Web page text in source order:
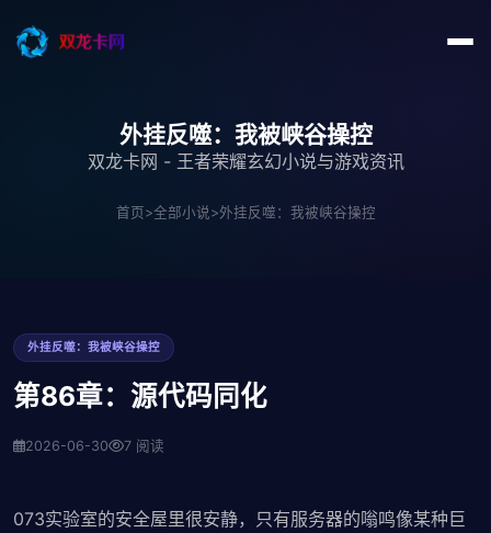
外挂反噬：我被峡谷操控
双龙卡网 - 王者荣耀玄幻小说与游戏资讯
首页>全部小说>外挂反噬：我被峡谷操控
外挂反噬：我被峡谷操控
第86章：源代码同化
2026-06-30 7 阅读
073实验室的安全屋里很安静，只有服务器的嗡鸣像某种巨